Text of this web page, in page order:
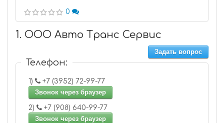
0
1. ООО Авто Транс Сервис
Задать вопрос
Телефон:
1)
+7 (3952) 72-99-77
Звонок через браузер
2)
+7 (908) 640-99-77
Звонок через браузер